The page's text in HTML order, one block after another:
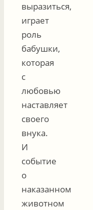
выразиться,
играет
роль
бабушки,
которая
с
любовью
наставляет
своего
внука.
И
событие
о
наказанном
животном